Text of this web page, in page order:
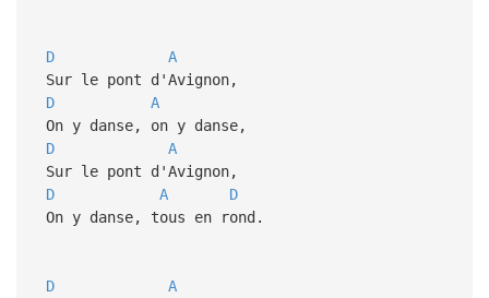
D
A
Sur le pont d'Avignon,
D
A
On y danse, on y danse,
D
A
Sur le pont d'Avignon,
D
A
D
On y danse, tous en rond.
D
A